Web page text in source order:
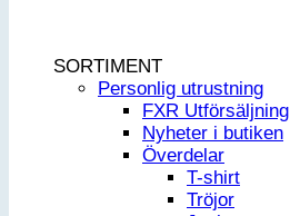
SORTIMENT
Personlig utrustning
FXR Utförsäljning
Nyheter i butiken
Överdelar
T-shirt
Tröjor